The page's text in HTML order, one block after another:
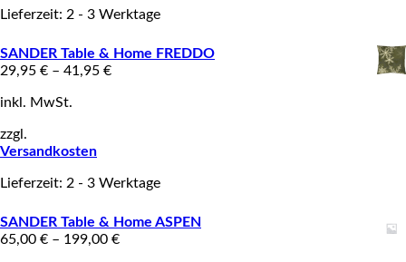
Lieferzeit: 2 - 3 Werktage
SANDER Table & Home FREDDO
29,95 € – 41,95 €
inkl. MwSt.
zzgl.
Versandkosten
Lieferzeit: 2 - 3 Werktage
SANDER Table & Home ASPEN
65,00 € – 199,00 €